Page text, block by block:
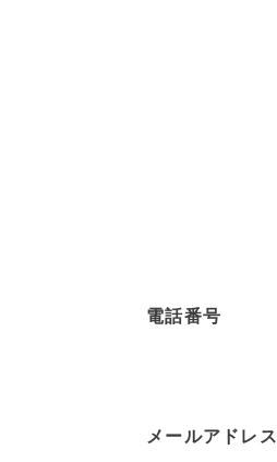
電話番号
メールアドレス